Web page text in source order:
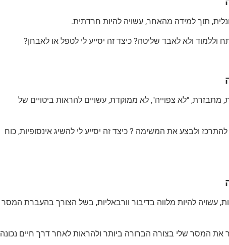
תוך למידה מהאחר, עשויה להיות חרדתית.
וללמוד ולא לאבד שליטה? כיצד זה יסייע לי לטפל או לאבחן?
מתבזרת, "לא צפוייה", לא ממוקדת, עשויים להראות ביטויים של
להתרכז ולבצע את המשימה ? כיצד זה יסייע לי להשיג אינסופיות, כוח
עשויה להיות מלווה בדיבור וורבאליות, בשל הצורך בהעברת המסר
את המסר שלי בצורה הברורה ביותר ולהראות לאחר דרך חיים נכונה